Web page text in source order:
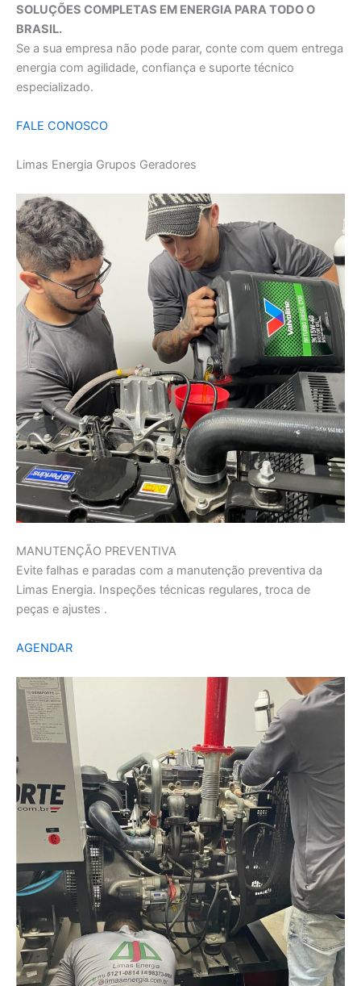
SOLUÇÕES COMPLETAS EM ENERGIA PARA TODO O
BRASIL.
Se a sua empresa não pode parar, conte com quem entrega
energia com agilidade, confiança e suporte técnico
especializado.
FALE CONOSCO
Limas Energia Grupos Geradores
MANUTENÇÃO PREVENTIVA
Evite falhas e paradas com a manutenção preventiva da
Limas Energia. Inspeções técnicas regulares, troca de
peças e ajustes .
AGENDAR